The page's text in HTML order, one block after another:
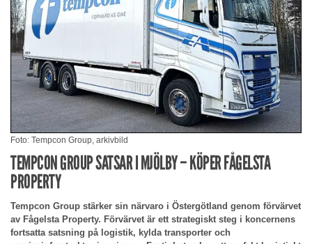
Foto: Tempcon Group, arkivbild
TEMPCON GROUP SATSAR I MJÖLBY – KÖPER FÅGELSTA
PROPERTY
Tempcon Group stärker sin närvaro i Östergötland genom förvärvet
av Fågelsta Property. Förvärvet är ett strategiskt steg i koncernens
fortsatta satsning på logistik, kylda transporter och